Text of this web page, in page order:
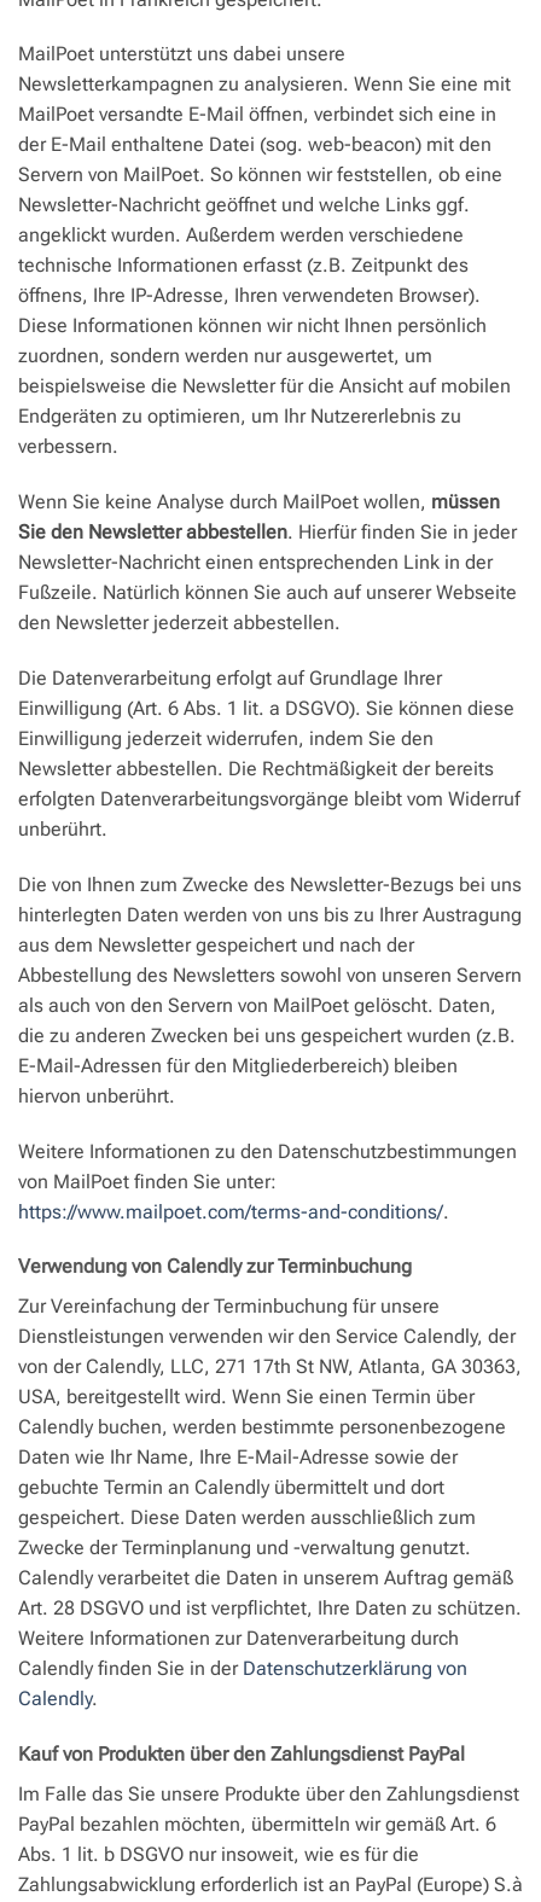
MailPoet unterstützt uns dabei unsere
Newsletterkampagnen zu analysieren. Wenn Sie eine mit
MailPoet versandte E-Mail öffnen, verbindet sich eine in
der E-Mail enthaltene Datei (sog. web-beacon) mit den
Servern von MailPoet. So können wir feststellen, ob eine
Newsletter-Nachricht geöffnet und welche Links ggf.
angeklickt wurden. Außerdem werden verschiedene
technische Informationen erfasst (z.B. Zeitpunkt des
öffnens, Ihre IP-Adresse, Ihren verwendeten Browser).
Diese Informationen können wir nicht Ihnen persönlich
zuordnen, sondern werden nur ausgewertet, um
beispielsweise die Newsletter für die Ansicht auf mobilen
Endgeräten zu optimieren, um Ihr Nutzererlebnis zu
verbessern.
Wenn Sie keine Analyse durch MailPoet wollen, müssen
Sie den Newsletter abbestellen. Hierfür finden Sie in jeder
Newsletter-Nachricht einen entsprechenden Link in der
Fußzeile. Natürlich können Sie auch auf unserer Webseite
den Newsletter jederzeit abbestellen.
Die Datenverarbeitung erfolgt auf Grundlage Ihrer
Einwilligung (Art. 6 Abs. 1 lit. a DSGVO). Sie können diese
Einwilligung jederzeit widerrufen, indem Sie den
Newsletter abbestellen. Die Rechtmäßigkeit der bereits
erfolgten Datenverarbeitungsvorgänge bleibt vom Widerruf
unberührt.
Die von Ihnen zum Zwecke des Newsletter-Bezugs bei uns
hinterlegten Daten werden von uns bis zu Ihrer Austragung
aus dem Newsletter gespeichert und nach der
Abbestellung des Newsletters sowohl von unseren Servern
als auch von den Servern von MailPoet gelöscht. Daten,
die zu anderen Zwecken bei uns gespeichert wurden (z.B.
E-Mail-Adressen für den Mitgliederbereich) bleiben
hiervon unberührt.
Weitere Informationen zu den Datenschutzbestimmungen
von MailPoet finden Sie unter:
https://www.mailpoet.com/terms-and-conditions/.
Verwendung von Calendly zur Terminbuchung
Zur Vereinfachung der Terminbuchung für unsere
Dienstleistungen verwenden wir den Service Calendly, der
von der Calendly, LLC, 271 17th St NW, Atlanta, GA 30363,
USA, bereitgestellt wird. Wenn Sie einen Termin über
Calendly buchen, werden bestimmte personenbezogene
Daten wie Ihr Name, Ihre E-Mail-Adresse sowie der
gebuchte Termin an Calendly übermittelt und dort
gespeichert. Diese Daten werden ausschließlich zum
Zwecke der Terminplanung und -verwaltung genutzt.
Calendly verarbeitet die Daten in unserem Auftrag gemäß
Art. 28 DSGVO und ist verpflichtet, Ihre Daten zu schützen.
Weitere Informationen zur Datenverarbeitung durch
Calendly finden Sie in der Datenschutzerklärung von
Calendly.
Kauf von Produkten über den Zahlungsdienst PayPal
Im Falle das Sie unsere Produkte über den Zahlungsdienst
PayPal bezahlen möchten, übermitteln wir gemäß Art. 6
Abs. 1 lit. b DSGVO nur insoweit, wie es für die
Zahlungsabwicklung erforderlich ist an PayPal (Europe) S.à